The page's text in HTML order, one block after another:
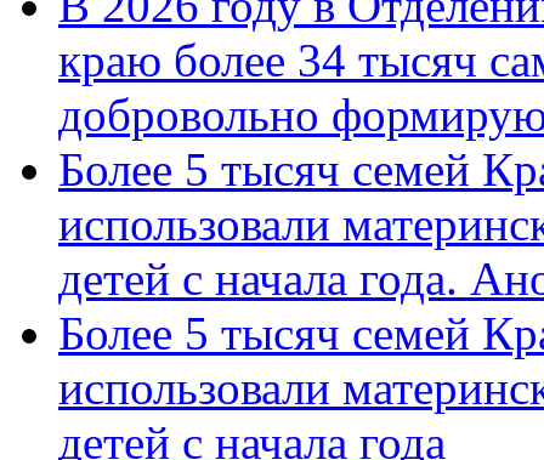
краю более 34 тысяч
добровольно
Более 5 тысяч семей
использовали
детей с начала года.
Более 5 тысяч семей
использовали
детей с начала года